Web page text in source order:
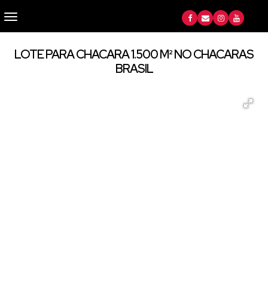
LOTE PARA CHACARA 1.500 M² NO CHACARAS
BRASIL